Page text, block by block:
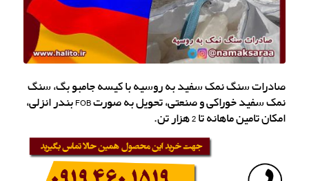
صادرات سنگ نمک سفید به روسیه با کیسه جامبو بگ، سنگ
نمک سفید خوراکی و صنعتی، تحویل به صورت FOB بندر انزلی،
امکان تامین ماهانه تا 2 هزار تن.